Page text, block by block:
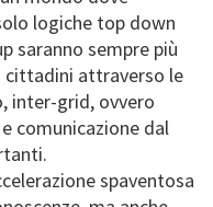
logiche top down
saranno sempre più
cittadini attraverso le
inter-grid, ovvero
comunicazione dal
spaventosa